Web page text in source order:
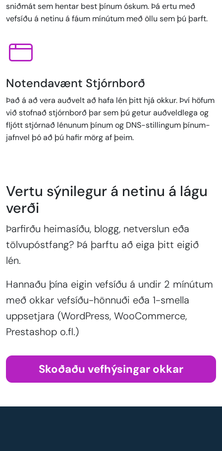
sniðmát sem hentar best þínum óskum. Þá ertu með
vefsíðu á netinu á fáum mínútum með öllu sem þú þarft.
Notendavænt Stjórnborð
Það á að vera auðvelt að hafa lén þitt hjá okkur. Því höfum
við stofnað stjórnborð þar sem þú getur auðveldlega og
fljótt stjórnað lénunum þínum og DNS-stillingum þínum-
jafnvel þó að þú hafir mörg af þeim.
Vertu sýnilegur á netinu á lágu
verði
Þarfirðu heimasíðu, blogg, netverslun eða
tölvupóstfang? Þá þarftu að eiga þitt eigið
lén.
Hannaðu þína eigin vefsíðu á undir 2 mínútum
með okkar vefsíðu-hönnuði eða 1-smella
uppsetjara (WordPress, WooCommerce,
Prestashop o.fl.)
Skoðaðu vefhýsingar okkar